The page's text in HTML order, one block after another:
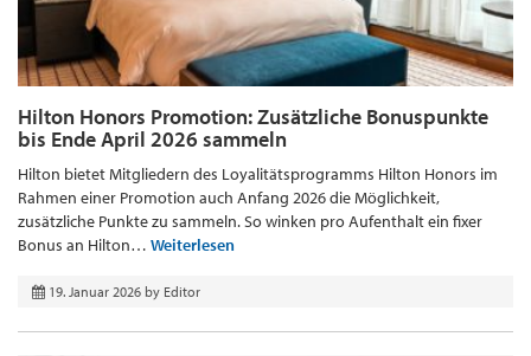
Hilton Honors Promotion: Zusätzliche Bonuspunkte
bis Ende April 2026 sammeln
Hilton bietet Mitgliedern des Loyalitätsprogramms Hilton Honors im
Rahmen einer Promotion auch Anfang 2026 die Möglichkeit,
zusätzliche Punkte zu sammeln. So winken pro Aufenthalt ein fixer
Bonus an Hilton… Weiterlesen
19. Januar 2026 by Editor